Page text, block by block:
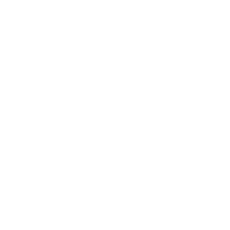
w latach 30. XX wieku ok. 60% ludności tego miasta. Mimo to,
ogółem ok. 30% ludności miejscowej, a Żydzi – ok. 8%,
korzystniejsza, niż Ukraińców, i w związku z tym lepsze
się Polacy w Galicji Wschodniej i na Wołyniu narodem
politycznych, do pracy w organach administracji
nie mieli, mało tego, nie byli oni na ogół przyjmowani do pracy w
drugiej kategorii. Powstawały wzajemne niechęci. To
czy wręcz powodowały akty terrorystyczne ze strony
się, żeby omówić „trudne problemy i pytania” w stosunkach
II Rzeczypospolitej w okresie międzywojennym i doszli do
należą m.in. oceny, jakie czynniki wpływały na takie, a nie inne
Międzywojennym w Drugiej Rzeczypospolitej, co miało
w okresie okupacji sowieckiej i niemieckiej podczas niezwykle
światowej.
klęsce wrześniowej 1939 roku, po zajęciu przez wojaka radzieckie
i Polacy spotkali się z brutalnym prześladowaniem ze strony